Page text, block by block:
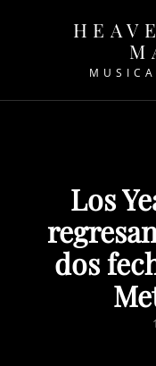
Los
dos